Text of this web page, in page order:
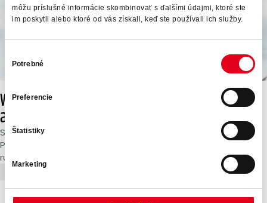
môžu príslušné informácie skombinovať s ďalšími údajmi, ktoré ste
im poskytli alebo ktoré od vás získali, keď ste používali ich služby.
súhlasu
Potrebné
Preferencie
Štatistiky
Marketing
Work-life balance v roku 2026: Rovnováha
ako konkurenčná výhoda
Svet práce sa za posledné roky dramaticky zmenil.
Pandémia urýchlila digitálnu transformáciu, AI prebrala
rutinné úlohy a hranica medzi pracovným...